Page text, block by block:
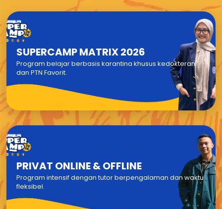
SUPERCAMP MATRIX 2026
Program belajar berbasis karantina khusus kedokteran
dan PTN Favorit.
PRIVAT ONLINE & OFFLINE
Program intensif dengan tutor berpengalaman dan waktu
fleksibel.